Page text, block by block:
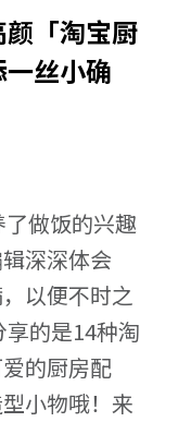
「淘宝厨
丝小确
做饭的兴趣
深深体会
以便不时之
的是14种淘
的厨房配
小物哦！来